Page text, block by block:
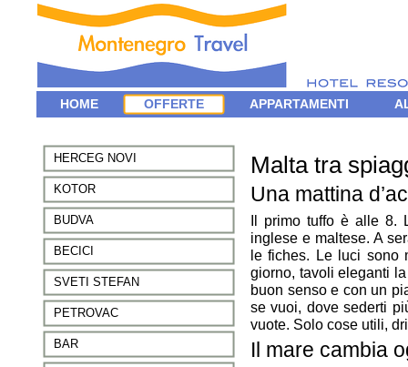
HOME OFFERTE APPARTAMENTI
HERCEG NOVI
KOTOR
BUDVA
BECICI
SVETI STEFAN
PETROVAC
BAR
Malta tra
Una mattina
Il primo tuffo è alle 8.
inglese e maltese. A
le fiches. Le luci sono
giorno, tavoli eleganti
buon senso e con un
se vuoi, dove sederti
vuote. Solo cose utili,
Il mare cambia